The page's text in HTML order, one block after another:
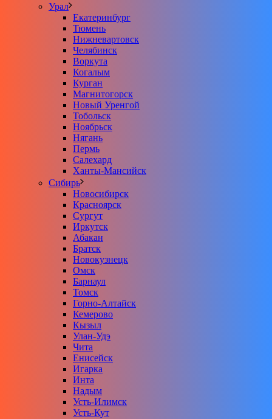
Урал
Екатеринбург
Тюмень
Нижневартовск
Челябинск
Воркута
Когалым
Курган
Магнитогорск
Новый Уренгой
Тобольск
Ноябрьск
Нягань
Пермь
Салехард
Ханты-Мансийск
Сибирь
Новосибирск
Красноярск
Сургут
Иркутск
Абакан
Братск
Новокузнецк
Омск
Барнаул
Томск
Горно-Алтайск
Кемерово
Кызыл
Улан-Удэ
Чита
Енисейск
Игарка
Инта
Надым
Усть-Илимск
Усть-Кут